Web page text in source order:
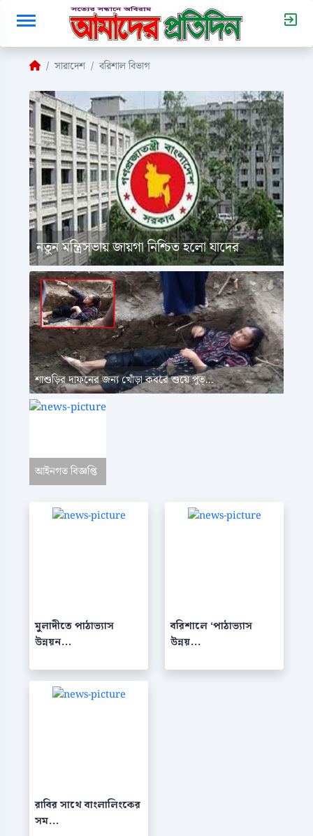
সারাদেশ বরিশাল বিভাগ
নতুন মন্ত্রিসভায় জায়গা নিশ্চিত হলো যাদের
শাশুড়ির দাফনের জন্য খোঁড়া কবরে শুয়ে পুত্...
আইনগত বিজ্ঞপ্তি
মুলাদীতে পাঠাভ্যাস
উন্নয়ন...
বরিশালে ‌‘পাঠাভ্যাস
উন্নয়...
রাবির সাথে বাংলালিংকের
সম...